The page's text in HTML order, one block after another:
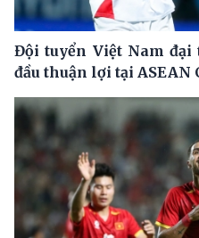
Đội tuyển Việt Nam
đầu thuận lợi tại